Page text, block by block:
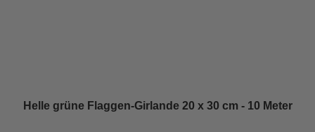
Helle grüne Flaggen-Girlande 20 x 30 cm - 10 Meter